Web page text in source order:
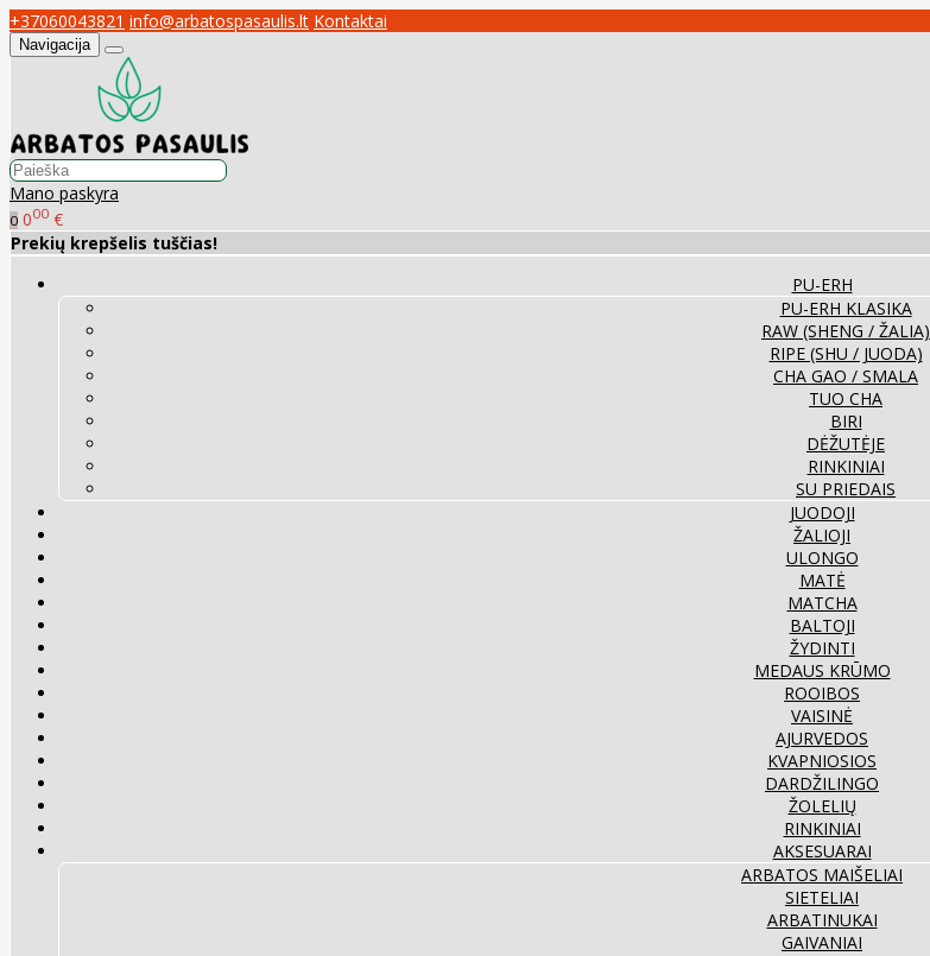
+37060043821 info@arbatospasaulis.lt Kontaktai
Navigacija
Mano paskyra
0 000 €
Prekių krepšelis tuščias!
PU-ERH
PU-ERH KLASIKA
RAW (SHENG / ŽALIA)
RIPE (SHU / JUODA)
CHA GAO / SMALA
TUO CHA
BIRI
DĖŽUTĖJE
RINKINIAI
SU PRIEDAIS
JUODOJI
ŽALIOJI
ULONGO
MATĖ
MATCHA
BALTOJI
ŽYDINTI
MEDAUS KRŪMO
ROOIBOS
VAISINĖ
AJURVEDOS
KVAPNIOSIOS
DARDŽILINGO
ŽOLELIŲ
RINKINIAI
AKSESUARAI
ARBATOS MAIŠELIAI
SIETELIAI
ARBATINUKAI
GAIVANIAI